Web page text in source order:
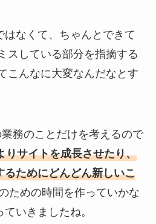
なくて、ちゃんとできて
スしている部分を指摘する
こんなに大変なんだなとす
務のことだけを考えるので
りサイトを成長させたり、
るためにどんどん新しいこ
ための時間を作っていかな
いきましたね。